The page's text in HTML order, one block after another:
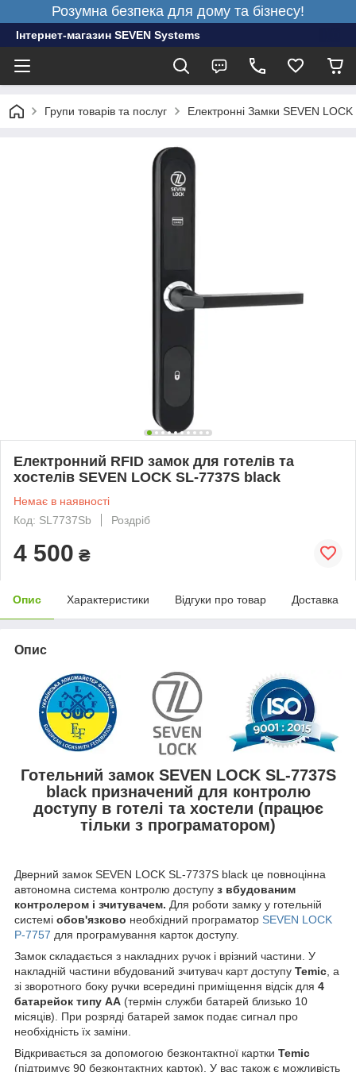
Розумна безпека для дому та бізнесу!
Інтернет-магазин SEVEN Systems
Групи товарів та послуг Електронні Замки SEVEN LOCK
Електронний RFID замок для готелів та
хостелів SEVEN LOCK SL-7737S black
Немає в наявності
Код: SL7737Sb
Роздріб
4 500 ₴
Опис Характеристики Відгуки про товар Доставка
Опис
Готельний замок SEVEN LOCK SL-7737S
black призначений для контролю
доступу в готелі та хостели (працює
тільки з програматором)
Дверний замок SEVEN LOCK SL-7737S black це повноцінна
автономна система контролю доступу з вбудованим
контролером і зчитувачем. Для роботи замку у готельній
системі обов'язково необхідний програматор SEVEN LOCK
P-7757 для програмування карток доступу.
Замок складається з накладних ручок і врізний частини. У
накладній частини вбудований зчитувач карт доступу Temic, а
зі зворотного боку ручки всередині приміщення відсік для 4
батарейок типу АА (термін служби батарей близько 10
місяців). При розряді батарей замок подає сигнал про
необхідність їх заміни.
Відкривається за допомогою безконтактної картки Temic
(підтримує 90 безконтактних карток). У вас також є можливість